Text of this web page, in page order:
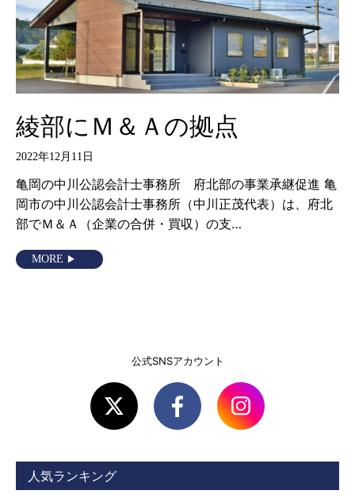
綾部にＭ＆Ａの拠点
2022年12月11日
亀岡の中川公認会計士事務所 府北部の事業承継促進 亀
岡市の中川公認会計士事務所（中川正茂代表）は、府北
部でＭ＆Ａ（企業の合併・買収）の支…
MORE
公式SNSアカウント
人気ランキング